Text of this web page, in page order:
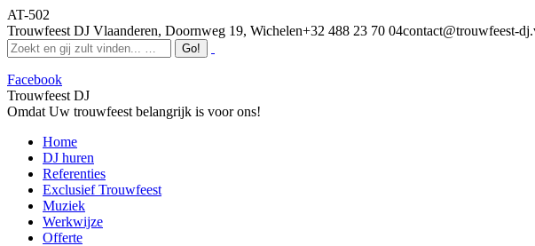
AT-502
Trouwfeest DJ Vlaanderen, Doornweg 19, Wichelen+32 488 23 70 04contact@trouwfeest-
Facebook
Trouwfeest DJ
Omdat Uw trouwfeest belangrijk is voor ons!
Home
DJ huren
Referenties
Exclusief Trouwfeest
Muziek
Werkwijze
Offerte